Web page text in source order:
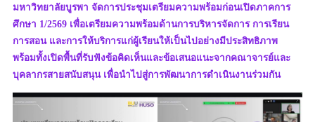
มหาวิทยาลัยบูรพา จัดการประชุมเตรียมความพร้อมก่อนเปิดภาคการ
ศึกษา 1/2569 เพื่อเตรียมความพร้อมด้านการบริหารจัดการ การเรียน
การสอน และการให้บริการแก่ผู้เรียนให้เป็นไปอย่างมีประสิทธิภาพ
พร้อมทั้งเปิดพื้นที่รับฟังข้อคิดเห็นและข้อเสนอแนะจากคณาจารย์และ
บุคลากรสายสนับสนุน เพื่อนำไปสู่การพัฒนาการดำเนินงานร่วมกัน